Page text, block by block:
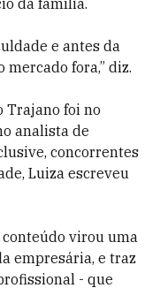
da família.
e antes da
fora,” diz.
Trajanofoi no
analista de
concorrentes
Luiza escreveu
conteúdo virou uma
empresária, e traz
- que